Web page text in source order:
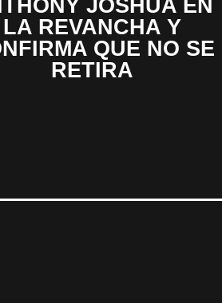
LA REVANCHA Y
QUE NO SE
RETIRA